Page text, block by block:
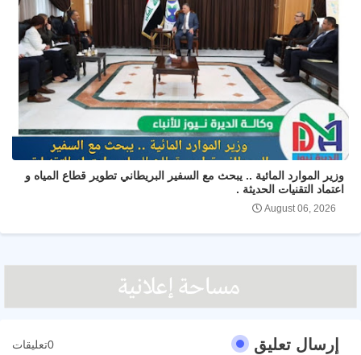
وزير الموارد المائية .. يبحث مع السفير البريطاني تطوير قطاع المياه و
اعتماد التقنيات الحديثة .
August 06, 2026
إرسال تعليق 0تعليقات